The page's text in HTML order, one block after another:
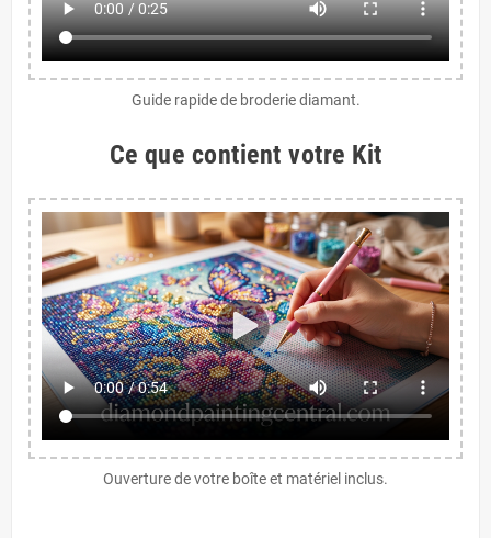
Guide rapide de broderie diamant.
Ce que contient votre Kit
Ouverture de votre boîte et matériel inclus.